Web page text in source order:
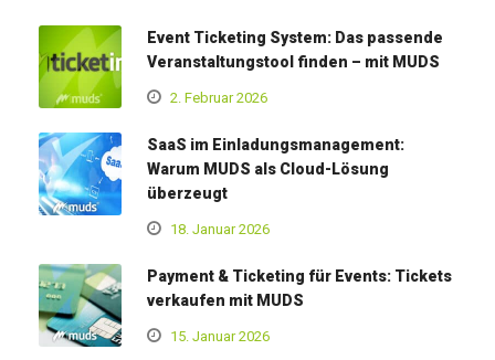
Event Ticketing System: Das passende
Veranstaltungstool finden – mit MUDS
2. Februar 2026
SaaS im Einladungsmanagement:
Warum MUDS als Cloud-Lösung
überzeugt
18. Januar 2026
Payment & Ticketing für Events: Tickets
verkaufen mit MUDS
15. Januar 2026